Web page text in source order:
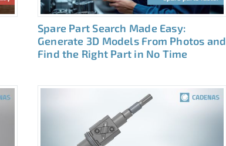
Spare Part Search Made Easy:
Generate 3D Models From Photos and
Find the Right Part in No Time